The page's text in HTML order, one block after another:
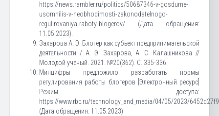
https://news.rambler.ru/politics/50687346-v-gosdume-
usomnilis-v-neobhodimosti-zakonodatelnogo-
regulirovaniya-raboty-blogerov/ (Дата обращения:
11.05.2023).
Захарова А. Э. Блогер как субъект предпринимательской
деятельности / А. Э. Захарова, А. С. Калашникова //
Молодой ученый. 2021. №20(362). С. 335-336.
Минцифры предложило разработать нормы
регулирования работы блогеров [Электронный ресурс]
Режим доступа:
https://www.rbc.ru/technology_and_media/04/05/2023/
(Дата обращения: 11.05.2023)